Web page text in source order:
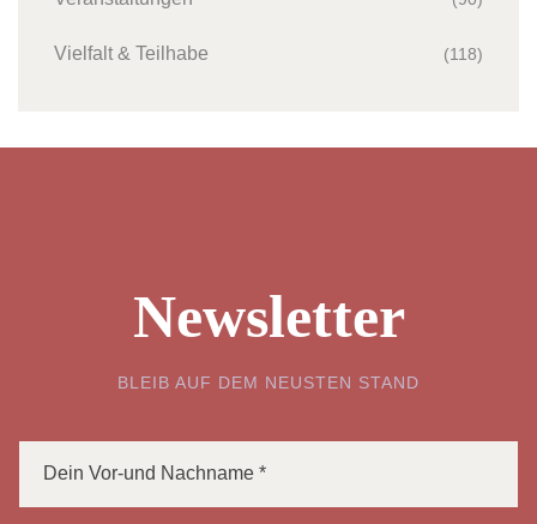
Vielfalt & Teilhabe (118)
Newsletter
BLEIB AUF DEM NEUSTEN STAND